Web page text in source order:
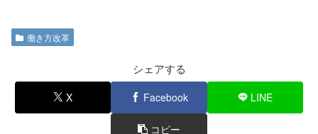
c
e
b
o
tt
er
働き方改革
シェアする
X Facebook LINE
コピー